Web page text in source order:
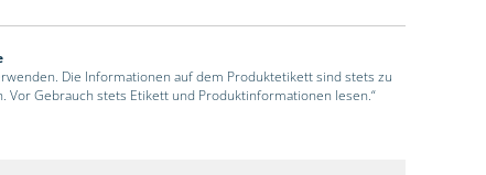
Die Informationen auf dem Produktetikett sind stets zu
Vor Gebrauch stets Etikett und Produktinformationen lesen.“